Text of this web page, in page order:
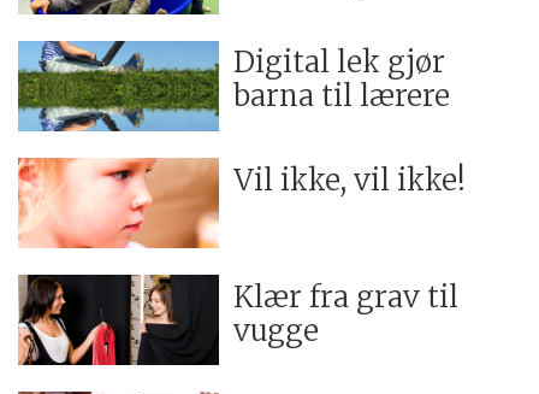
Digital lek gjør
barna til lærere
Vil ikke, vil ikke!
Klær fra grav til
vugge